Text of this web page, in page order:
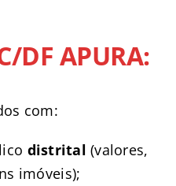
DF APURA:
com:
distrital (valores,
imóveis);